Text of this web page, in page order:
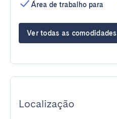
Área de trabalho para
Ver todas as comodidades
Localização